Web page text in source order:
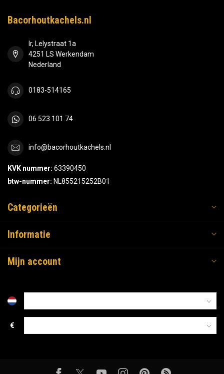
Bacorhoutkachels.nl
Ir, Lelystraat 1a
4251 LS Werkendam
Nederland
0183-514165
06 523 101 74
info@bacorhoutkachels.nl
KVK nummer: 63390450
btw-nummer: NL855215252B01
Categorieën
Informatie
Mijn account
€